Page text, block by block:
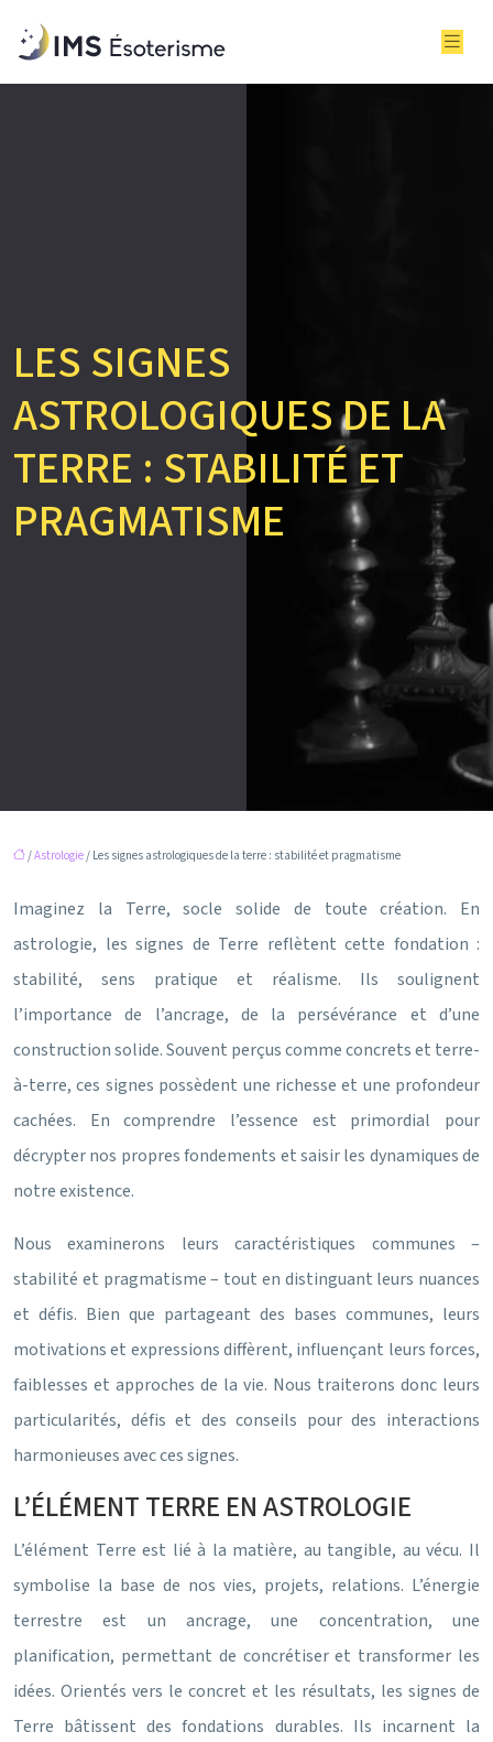
LES SIGNES
ASTROLOGIQUES DE LA
TERRE : STABILITÉ ET
PRAGMATISME
/Astrologie/ Les signes astrologiques de la terre : stabilité et pragmatisme
Imaginez la Terre, socle solide de toute création. En
astrologie, les signes de Terre reflètent cette fondation :
stabilité, sens pratique et réalisme. Ils soulignent
l’importance de l’ancrage, de la persévérance et d’une
construction solide. Souvent perçus comme concrets et terre-
à-terre, ces signes possèdent une richesse et une profondeur
cachées. En comprendre l’essence est primordial pour
décrypter nos propres fondements et saisir les dynamiques de
notre existence.
Nous examinerons leurs caractéristiques communes –
stabilité et pragmatisme – tout en distinguant leurs nuances
et défis. Bien que partageant des bases communes, leurs
motivations et expressions diffèrent, influençant leurs forces,
faiblesses et approches de la vie. Nous traiterons donc leurs
particularités, défis et des conseils pour des interactions
harmonieuses avec ces signes.
L’ÉLÉMENT TERRE EN ASTROLOGIE
L’élément Terre est lié à la matière, au tangible, au vécu. Il
symbolise la base de nos vies, projets, relations. L’énergie
terrestre est un ancrage, une concentration, une
planification, permettant de concrétiser et transformer les
idées. Orientés vers le concret et les résultats, les signes de
Terre bâtissent des fondations durables. Ils incarnent la